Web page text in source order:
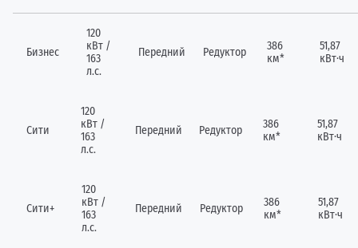
Бизнес
120
кВт /
163
л.с.
Передний Редуктор
386
км*
51,87
кВт·ч
Сити
120
кВт /
163
л.с.
Передний Редуктор
386
км*
51,87
кВт·ч
Сити+
120
кВт /
163
л.с.
Передний Редуктор
386
км*
51,87
кВт·ч